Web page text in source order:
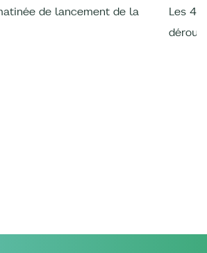
de lancement de la
Les